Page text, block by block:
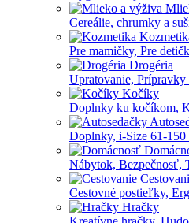
Cereálie, chrumky a
Pre mamičky, Pre
Drogéria
Upratovanie, Prípravky
Kočíky
Doplnky ku kočíkom,
Doplnky, i-Size 61-
Nábytok, Bezpečnosť,
Cestovné postieľky,
Hračky